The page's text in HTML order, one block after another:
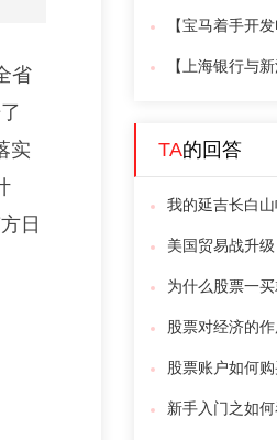
省
实
日
【上海银行与
TA的回答
美国贸易战升
股票对经济的
股票账户如何
新手入门之如何